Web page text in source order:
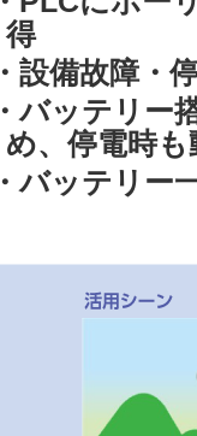
得
・設備故障・
・バッテリー
め、停電時も
・バッテリー